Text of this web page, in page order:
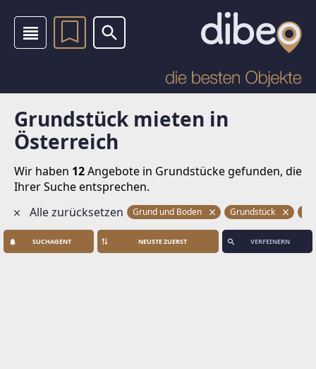
Grundstück mieten in
Österreich
Wir haben 12Angebote in Grundstücke gefunden, die
Ihrer Suche entsprechen.
Alle zurücksetzen
Grund und Boden Grundstück
SUCHAGENT VERFEINERN